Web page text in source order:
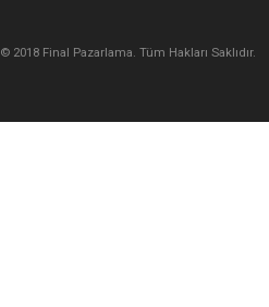
© 2018 Final Pazarlama. Tüm Hakları Saklıdır.